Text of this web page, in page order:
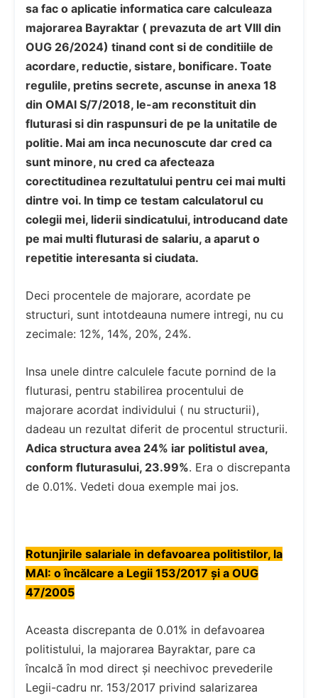
sa fac o aplicatie informatica care calculeaza
majorarea Bayraktar ( prevazuta de art VIII din
OUG 26/2024) tinand cont si de conditiile de
acordare, reductie, sistare, bonificare. Toate
regulile, pretins secrete, ascunse in anexa 18
din OMAI S/7/2018, le-am reconstituit din
fluturasi si din raspunsuri de pe la unitatile de
politie. Mai am inca necunoscute dar cred ca
sunt minore, nu cred ca afecteaza
corectitudinea rezultatului pentru cei mai multi
dintre voi. In timp ce testam calculatorul cu
colegii mei, liderii sindicatului, introducand date
pe mai multi fluturasi de salariu, a aparut o
repetitie interesanta si ciudata.
Deci procentele de majorare, acordate pe
structuri, sunt intotdeauna numere intregi, nu cu
zecimale: 12%, 14%, 20%, 24%.
Insa unele dintre calculele facute pornind de la
fluturasi, pentru stabilirea procentului de
majorare acordat individului ( nu structurii),
dadeau un rezultat diferit de procentul structurii.
Adica structura avea 24% iar politistul avea,
conform fluturasului, 23.99%. Era o discrepanta
de 0.01%. Vedeti doua exemple mai jos.
Rotunjirile salariale in defavoarea politistilor, la
MAI: o încălcare a Legii 153/2017 și a OUG
47/2005
Aceasta discrepanta de 0.01% in defavoarea
politistului, la majorarea Bayraktar, pare ca
încalcă în mod direct și neechivoc prevederile
Legii-cadru nr. 153/2017 privind salarizarea